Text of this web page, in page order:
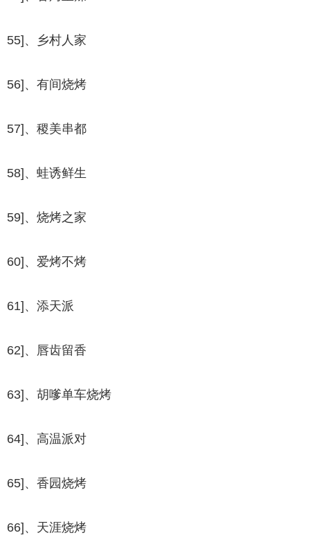
55]、乡村人家
56]、有间烧烤
57]、稷美串都
58]、蛙诱鲜生
59]、烧烤之家
60]、爱烤不烤
61]、添天派
62]、唇齿留香
63]、胡嗲单车烧烤
64]、高温派对
65]、香园烧烤
66]、天涯烧烤